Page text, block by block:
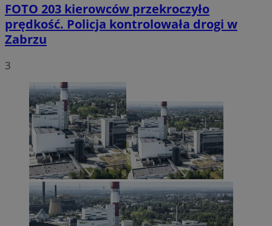
FOTO 203 kierowców przekroczyło
prędkość. Policja kontrolowała drogi w
Zabrzu
3